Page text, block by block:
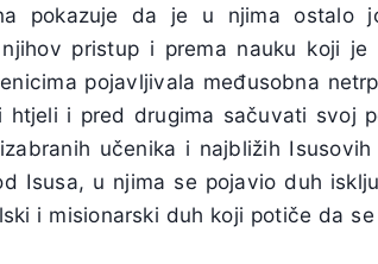
pokazuje da je u njima ostalo
pristup i prema nauku koji
pojavljivala međusobna
i pred drugima sačuvati svoj
učenika i najbližih
Isusa, u njima se pojavio duh
i misionarski duh koji potiče da